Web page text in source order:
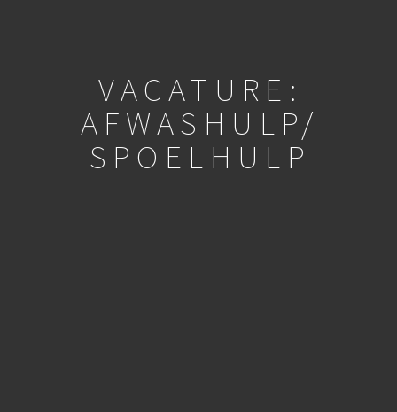
VACATURE:
AFWASHULP/
SPOELHULP